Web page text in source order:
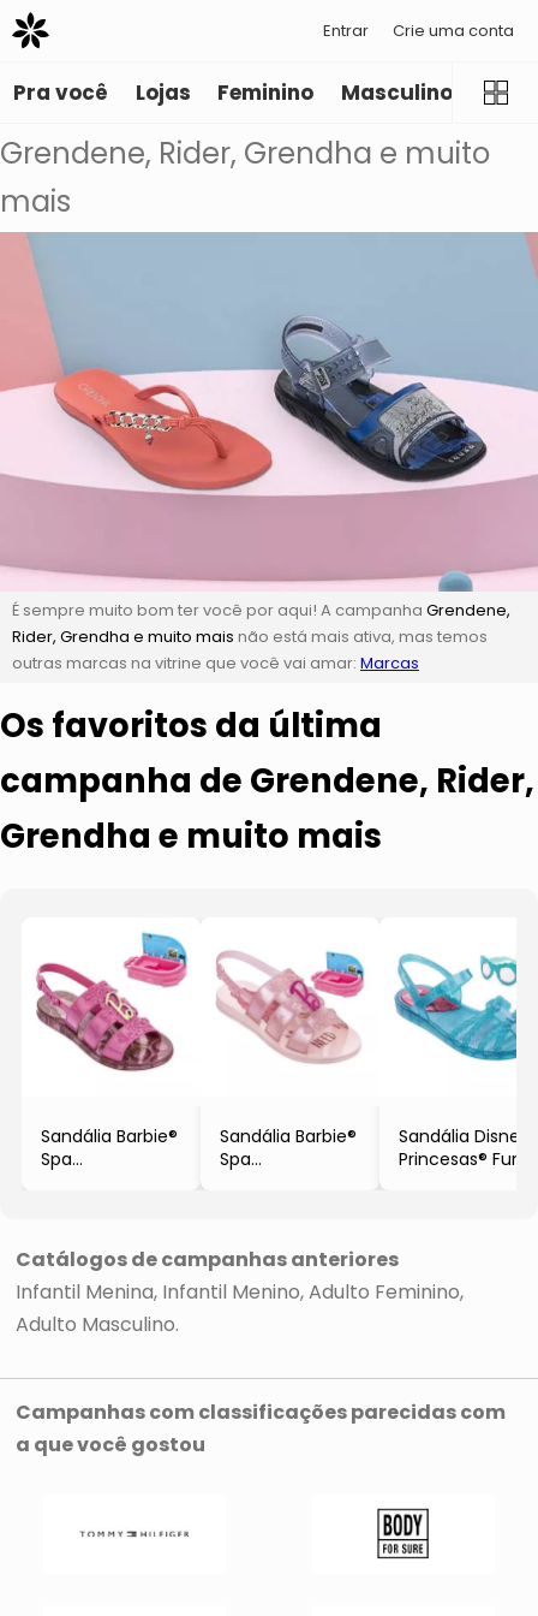
Entrar Crie uma conta
Pra você Lojas Feminino Masculino
Grendene, Rider, Grendha e muito
mais
É sempre muito bom ter você por aqui! A campanha Grendene,
Rider, Grendha e muito mais não está mais ativa, mas temos
outras marcas na vitrine que você vai amar: Marcas
Os favoritos da última
campanha de Grendene, Rider,
Grendha e muito mais
Sandália Barbie®
Spa
Sandália Barbie®
Spa
Sandália Disney
Princesas® Fun
Catálogos de campanhas anteriores
Infantil Menina Infantil Menino Adulto Feminino
Adulto Masculino
Campanhas com classificações parecidas com
a que você gostou